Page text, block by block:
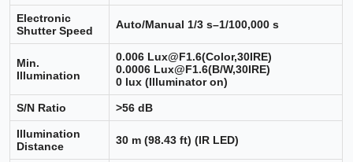
Electronic
Shutter Speed
Auto/Manual 1/3 s–1/100,000 s
Min.
Illumination
0.006 Lux@F1.6(Color,30IRE)
0.0006 Lux@F1.6(B/W,30IRE)
0 lux (Illuminator on)
S/N Ratio >56 dB
Illumination
Distance
30 m (98.43 ft) (IR LED)